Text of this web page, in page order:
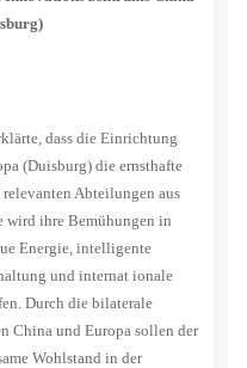
dass die Einrichtung
(Duisburg) die ernsthafte
Abteilungen aus
wird ihre Bemühungen in
Energie, intelligente
und internat ionale
Durch die bilaterale
China und Europa sollen der
Wohlstand in der